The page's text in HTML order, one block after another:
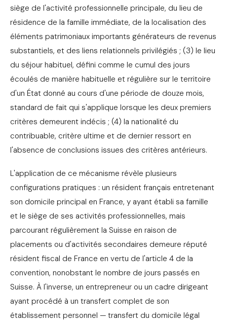
siège de l'activité professionnelle principale, du lieu de
résidence de la famille immédiate, de la localisation des
éléments patrimoniaux importants générateurs de revenus
substantiels, et des liens relationnels privilégiés ; (3) le lieu
du séjour habituel, défini comme le cumul des jours
écoulés de manière habituelle et régulière sur le territoire
d'un État donné au cours d'une période de douze mois,
standard de fait qui s'applique lorsque les deux premiers
critères demeurent indécis ; (4) la nationalité du
contribuable, critère ultime et de dernier ressort en
l'absence de conclusions issues des critères antérieurs.
L'application de ce mécanisme révèle plusieurs
configurations pratiques : un résident français entretenant
son domicile principal en France, y ayant établi sa famille
et le siège de ses activités professionnelles, mais
parcourant régulièrement la Suisse en raison de
placements ou d'activités secondaires demeure réputé
résident fiscal de France en vertu de l'article 4 de la
convention, nonobstant le nombre de jours passés en
Suisse. À l'inverse, un entrepreneur ou un cadre dirigeant
ayant procédé à un transfert complet de son
établissement personnel — transfert du domicile légal